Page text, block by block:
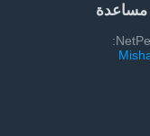
مساعدة